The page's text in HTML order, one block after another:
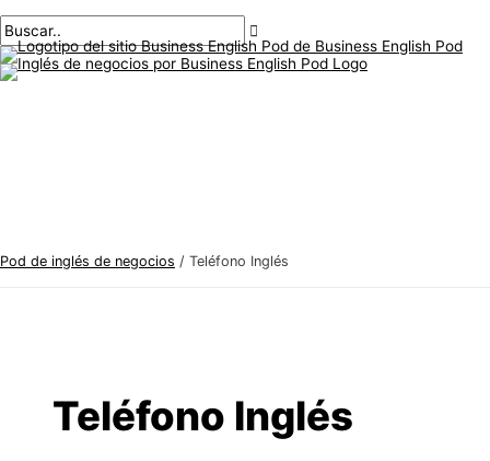
al
contenido
principal
Pod de inglés de negocios / Teléfono Inglés
Teléfono Inglés
de
publicaciones
T
e
m
B
u
s